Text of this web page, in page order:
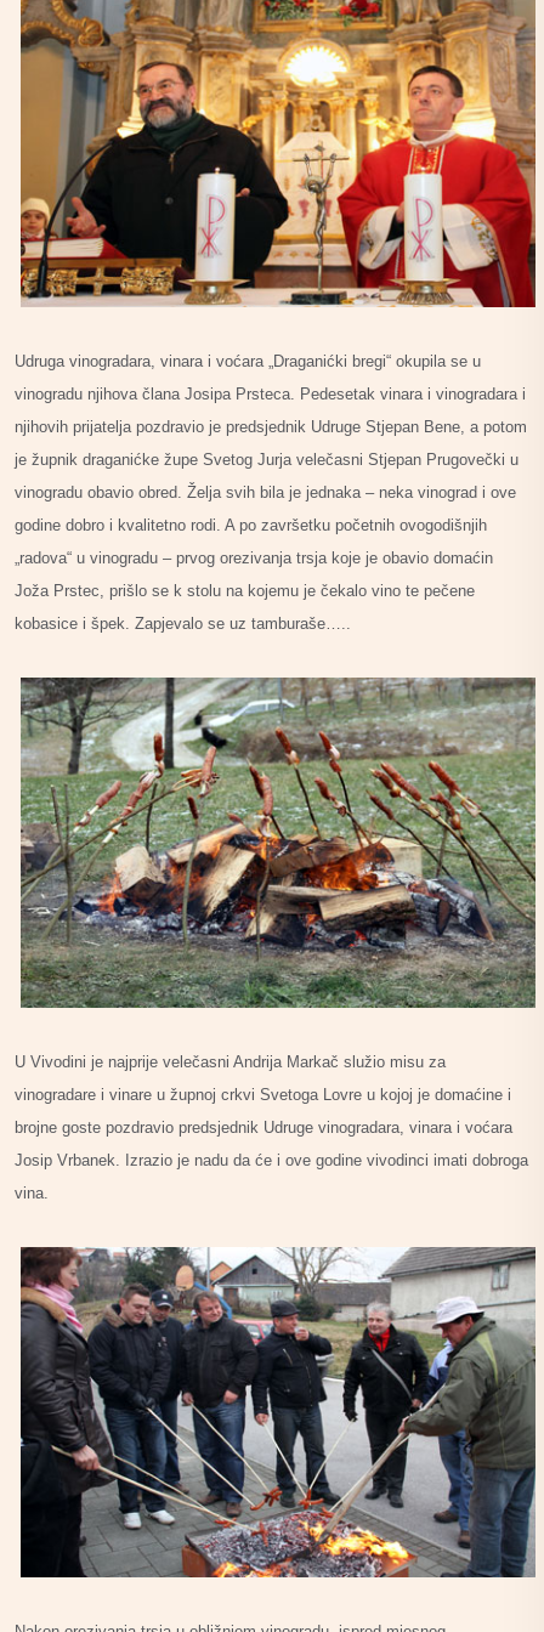
Udruga vinogradara, vinara i voćara „Draganićki bregi“ okupila se u
vinogradu njihova člana Josipa Prsteca. Pedesetak vinara i vinogradara i
njihovih prijatelja pozdravio je predsjednik Udruge Stjepan Bene, a potom
je župnik draganićke župe Svetog Jurja velečasni Stjepan Prugovečki u
vinogradu obavio obred. Želja svih bila je jednaka – neka vinograd i ove
godine dobro i kvalitetno rodi. A po završetku početnih ovogodišnjih
„radova“ u vinogradu – prvog orezivanja trsja koje je obavio domaćin
Joža Prstec, prišlo se k stolu na kojemu je čekalo vino te pečene
kobasice i špek. Zapjevalo se uz tamburaše…..
U Vivodini je najprije velečasni Andrija Markač služio misu za
vinogradare i vinare u župnoj crkvi Svetoga Lovre u kojoj je domaćine i
brojne goste pozdravio predsjednik Udruge vinogradara, vinara i voćara
Josip Vrbanek. Izrazio je nadu da će i ove godine vivodinci imati dobroga
vina.